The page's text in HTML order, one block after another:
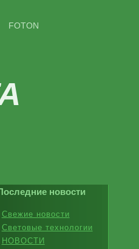
FOTON
новости
Свежие новости
Световые технологии
НОВОСТИ